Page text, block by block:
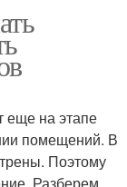
еще на этапе
помещений. В
Поэтому